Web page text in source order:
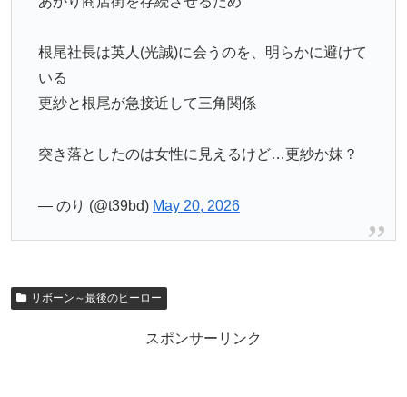
根尾社長は英人(光誠)に会うのを、明らかに避けて
いる
更紗と根尾が急接近して三角関係
突き落としたのは女性に見えるけど…更紗か妹？
— のり (@t39bd) May 20, 2026
リボーン～最後のヒーロー
スポンサーリンク